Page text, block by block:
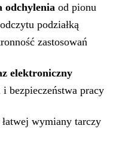
odchylenia od pionu
podziałką
zastosowań
elektroniczny
bezpieczeństwa pracy
wymiany tarczy